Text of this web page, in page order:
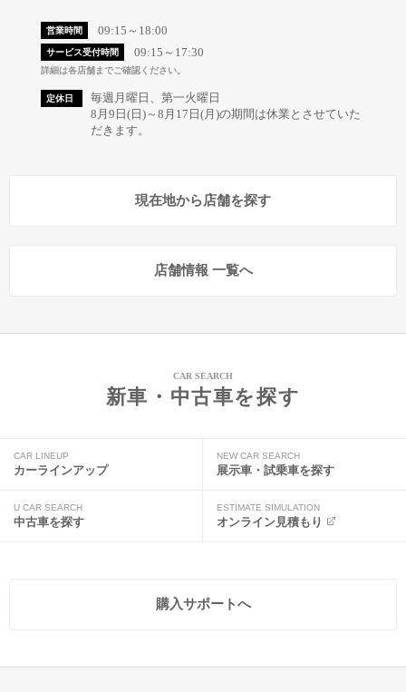
営業時間 09:15～18:00
サービス受付時間 09:15～17:30
詳細は各店舗までご確認ください。
定休日
毎週月曜日、第一火曜日
8月9日(日)～8月17日(月)の期間は休業とさせていた
だきます。
現在地から店舗を探す
店舗情報 一覧へ
CAR SEARCH
新車・中古車を探す
CAR LINEUP
カーラインアップ
NEW CAR SEARCH
展示車・試乗車を探す
U CAR SEARCH
中古車を探す
ESTIMATE SIMULATION
オンライン見積もり
購入サポートへ